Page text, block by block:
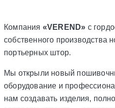
Компания «VEREND» с
собственного производства
портьерных штор.
Мы открыли новый
оборудование и
нам создавать изделия,